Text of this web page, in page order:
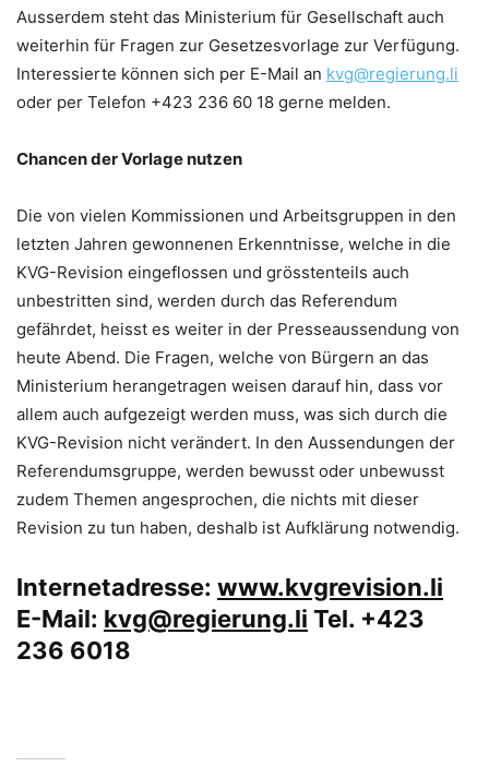
Ausserdem steht das Ministerium für Gesellschaft auch
weiterhin für Fragen zur Gesetzesvorlage zur Verfügung.
Interessierte können sich per E-Mail an kvg@regierung.li
oder per Telefon +423 236 60 18 gerne melden.
Chancen der Vorlage nutzen
Die von vielen Kommissionen und Arbeitsgruppen in den
letzten Jahren gewonnenen Erkenntnisse, welche in die
KVG-Revision eingeflossen und grösstenteils auch
unbestritten sind, werden durch das Referendum
gefährdet, heisst es weiter in der Presseaussendung von
heute Abend. Die Fragen, welche von Bürgern an das
Ministerium herangetragen weisen darauf hin, dass vor
allem auch aufgezeigt werden muss, was sich durch die
KVG-Revision nicht verändert. In den Aussendungen der
Referendumsgruppe, werden bewusst oder unbewusst
zudem Themen angesprochen, die nichts mit dieser
Revision zu tun haben, deshalb ist Aufklärung notwendig.
Internetadresse: www.kvgrevision.li
E-Mail: kvg@regierung.li Tel. +423
236 6018